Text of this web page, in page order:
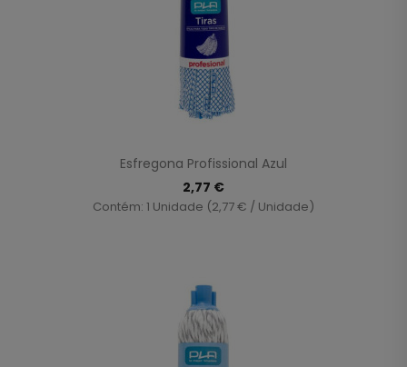
Esfregona Profissional Azul
2,77 €
Contém: 1 Unidade (2,77 € / Unidade)